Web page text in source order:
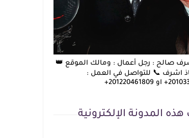
صالح : رجل أعمال : ومالك الموقع 👑
اشرف 📞 للتواصل في العمل :
المدونة الإلكترونية